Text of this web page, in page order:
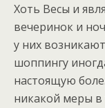
Хоть Весы и
вечеринок и
у них
шоппингу
настоящую
никакой меры в